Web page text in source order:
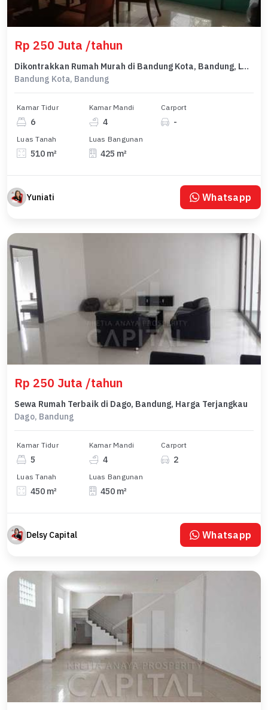
Rp 250 Juta /tahun
Dikontrakkan Rumah Murah di Bandung Kota, Bandung, LT 510m²
Bandung Kota, Bandung
Kamar Tidur
6
Kamar Mandi
4
Carport
-
Luas Tanah
510 m²
Luas Bangunan
425 m²
Yuniati Whatsapp
Rp 250 Juta /tahun
Sewa Rumah Terbaik di Dago, Bandung, Harga Terjangkau
Dago, Bandung
Kamar Tidur
5
Kamar Mandi
4
Carport
2
Luas Tanah
450 m²
Luas Bangunan
450 m²
Delsy Capital Whatsapp